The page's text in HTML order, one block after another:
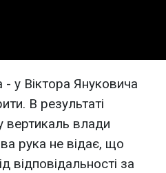
у Віктора Януковича
В результаті
вертикаль влади
рука не відає, що
відповідальності за